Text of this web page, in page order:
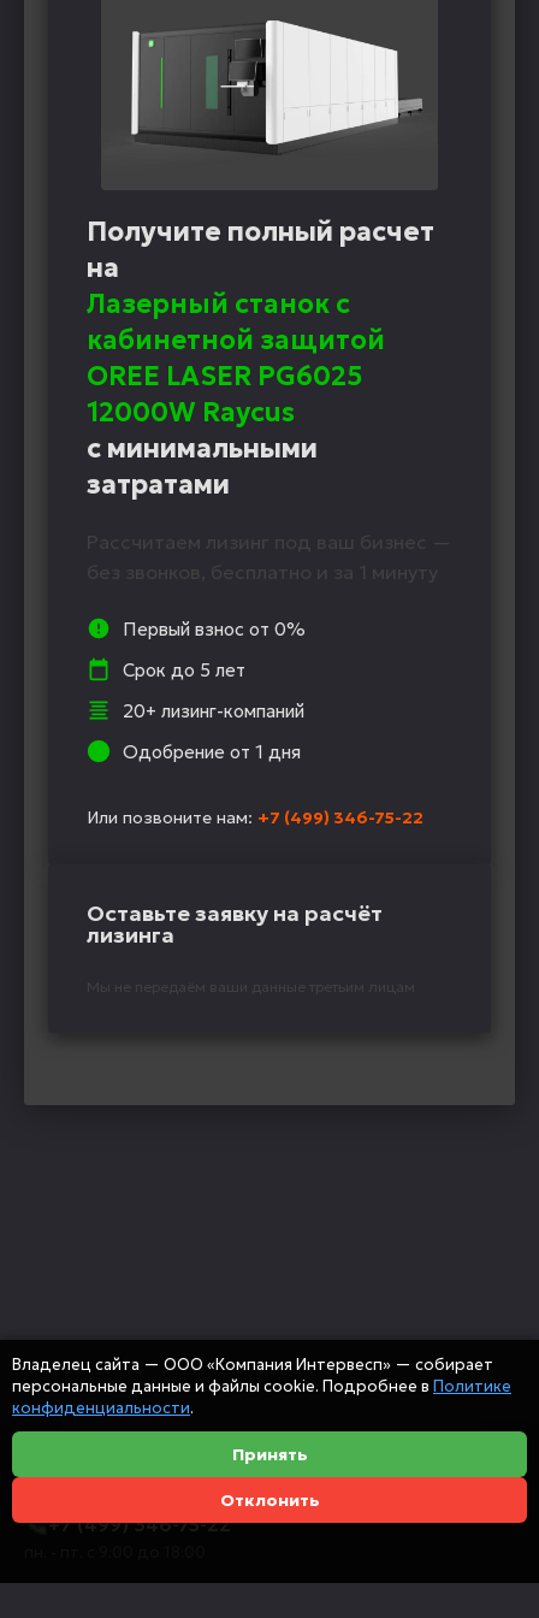
Получите полный расчет
на
Лазерный станок с
кабинетной защитой
OREE LASER PG6025
12000W Raycus
с минимальными
затратами
Рассчитаем лизинг под ваш бизнес —
без звонков, бесплатно и за 1 минуту
Первый взнос от 0%
Срок до 5 лет
20+ лизинг-компаний
Одобрение от 1 дня
Или позвоните нам: +7 (499) 346-75-22
Оставьте заявку на расчёт
лизинга
Мы не передаём ваши данные третьим лицам
+7 (499) 346-75-22
Владелец сайта — ООО «Компания Интервесп» — собирает
персональные данные и файлы cookie. Подробнее в Политике
конфиденциальности.
Принять
Отклонить